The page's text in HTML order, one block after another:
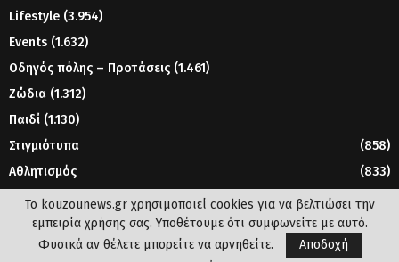
Lifestyle (3.954)
Events (1.632)
Οδηγός πόλης – Προτάσεις (1.461)
Ζώδια (1.312)
Παιδί (1.130)
Στιγμιότυπα
(858)
Αθλητισμός
(833)
Γυναίκα
Το kouzounews.gr χρησιμοποιεί cookies για να βελτιώσει την
εμπειρία χρήσης σας. Υποθέτουμε ότι συμφωνείτε με αυτό.
Φυσικά αν θέλετε μπορείτε να αρνηθείτε.
Αποδοχή